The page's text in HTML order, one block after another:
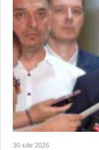
30 iulie 2026